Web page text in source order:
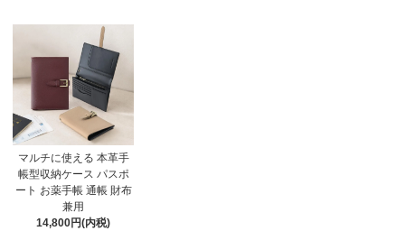
マルチに使える 本革手
帳型収納ケース パスポ
ート お薬手帳 通帳 財布
兼用
14,800円(内税)